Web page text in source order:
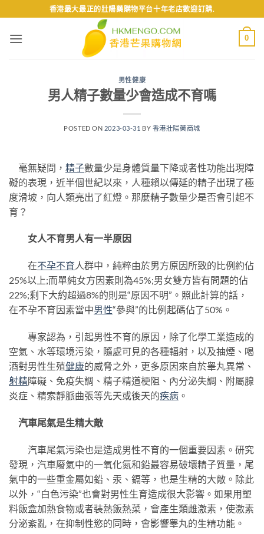
to
content
香港最大最正的壯陽藥購物平台十年老店歡迎訂購.
0
男性健康
男人精子數量少會造成不育嗎
POSTED ON 2023-03-31 BY 香港壯陽藥商城
毫無疑問， 精子數量少是身體質量下降或者性功能出現障
礙的表現，近半個世紀以來，人種賴以傳延的精子出現了極
度滑坡，向人類亮出了紅燈。那麼精子數量少是否會引起不
育？
女人不育男人有一半原因
在不孕不育人群中，純粹由於男方原因所致的比例約佔
25%以上;而單純女方因素則為45%;男女雙方皆有問題的佔
22%;剩下大約超過8%的則是“原因不明”。照此計算的話，
在不孕不育因素當中男性“參與”的比例起碼佔了50%。
專家認為，引起男性不育的原因，除了化學工業造成的
空氣、水等環境污染，隨處可見的各種輻射，以及抽煙、喝
酒對男性生殖健康的威脅之外，更多原因來自於睾丸異常、
射精障礙、免疫失調、精子精道梗阻、內分泌失調、附屬腺
炎症、精索靜脈曲張等先天或後天的疾病 。
汽車尾氣是生精大敵
汽車尾氣污染也是造成男性不育的一個重要因素。研究
發現，汽車廢氣中的一氧化氮和鉛最容易破壞精子質量，尾
氣中的一些重金屬如鉛、汞、鎘等，也是生精的大敵。除此
以外，“白色污染”也會對男性生育造成很大影響。如果用塑
料飯盒加熱食物或者裝熱飯熱菜，會產生類雌激素，使激素
分泌紊亂，在抑制性慾的同時，會影響睾丸的生精功能。